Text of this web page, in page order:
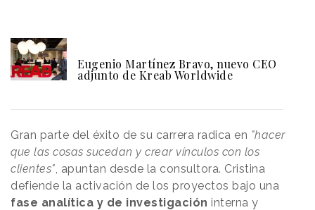
Eugenio Martínez Bravo, nuevo CEO
adjunto de Kreab Worldwide
Gran parte del éxito de su carrera radica en "hacer
que las cosas sucedan y crear vínculos con los
clientes" , apuntan desde la consultora. Cristina
defiende la activación de los proyectos bajo una
fase analítica y de investigación interna y